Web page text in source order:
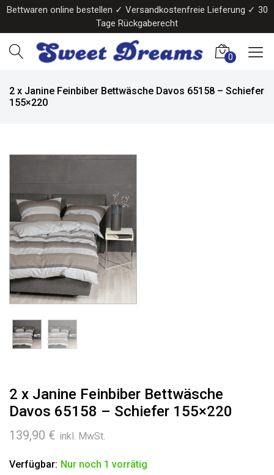
Bettwaren online bestellen ✓ Versandkostenfreie Lieferung ✓ 30
Tage Rückgaberecht
0
2 x Janine Feinbiber Bettwäsche Davos 65158 – Schiefer
155×220
2 x Janine Feinbiber Bettwäsche
Davos 65158 – Schiefer 155×220
139,90 € inkl. MwSt.
Verfügbar: Nur noch 1 vorrätig